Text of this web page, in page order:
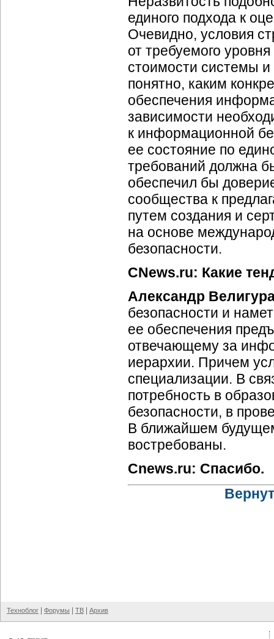
единого подхода к
Очевидно, условия
от требуемого
стоимости системы и
понятно, каким
обеспечения
зависимости
к информационной
ее состояние по
требований должна
обеспечил бы
сообщества к
путем создания и
на основе
безопасности.
CNews.ru: Какие
Александр
безопасности и
ее обеспечения
отвечающему за
иерархии. Причем
специализации. В
потребность в
безопасности, в
В ближайшем
востребованы.
Cnews.ru: Спасибо.
Техноблог Форумы ТВ Архив